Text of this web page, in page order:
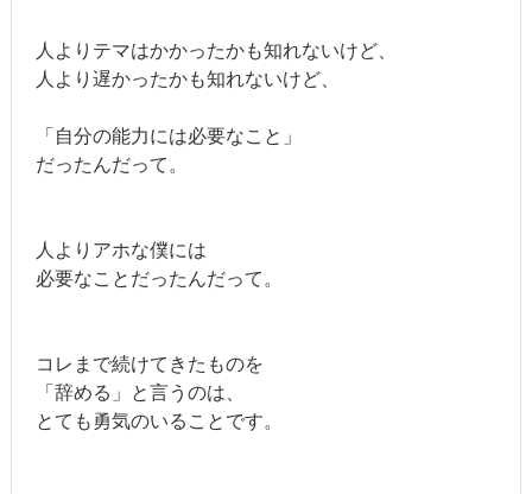
人よりテマはかかったかも知れないけど、
人より遅かったかも知れないけど、
「自分の能力には必要なこと」
だったんだって。
人よりアホな僕には
必要なことだったんだって。
コレまで続けてきたものを
「辞める」と言うのは、
とても勇気のいることです。